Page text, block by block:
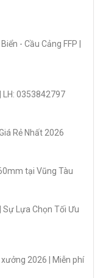
- Cầu Cảng FFP |
0353842797
Rẻ Nhất 2026
tại Vũng Tàu
Lựa Chọn Tối Ưu
2026 | Miễn phí